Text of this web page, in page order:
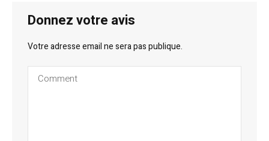
Donnez votre avis
Votre adresse email ne sera pas publique.